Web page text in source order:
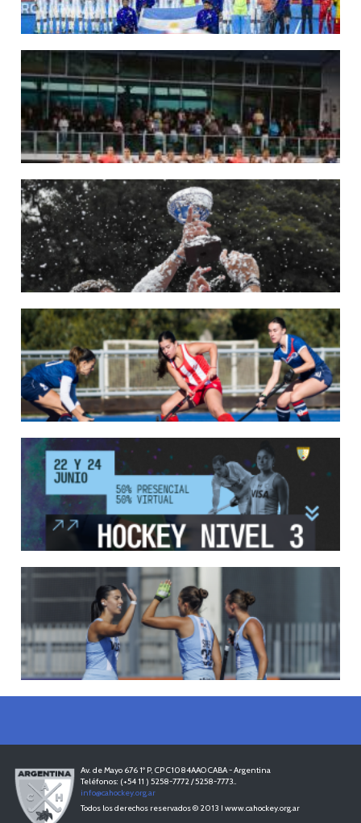
29/05/2026
LOS LEONES CONVOCADOS PARA LA VENTANA EUROPEA DE P...
En junio, el seleccionado nacional disputará las últimas dos ventanas de Pro
League 2025-26 en Inglaterra y Alemania.
LEER MÁS
22/05/2026
LAS LEONAS CONVOCADAS PARA LA VENTANA EUROPEA DE P...
En junio, el seleccionado nacional disputará las últimas dos ventanas de Pro
League 2025-26 en Bélgica e Inglaterra.
18/05/2026
SE DEFINIERON LOS CAMPEONES DE LA PRIMERA FASE DE ...
Del 13 al 17 de mayo se llevó a cabo el torneo que reúne a los mejores clubes del
país.
LEER MÁS
13/05/2026
EN MARCHA LA PRIMERA FASE DE LA SUPERLIGA DE HOCKE...
Del 13 al 17 de mayo los mejores clubes del país se enfrentan durante 5 días en
todo el territorio nacional
LEER MÁS
12/05/2026
INSCRIPCIONES ABIERTAS AL CURSO DE TÉCNICO NACIONA...
Del 11 al 15 de mayo se realizará el período de pre-inscripción.
18/04/2026
LEER MÁS
Av. de Mayo 676 1º P, CP C1084AAO CABA - Argentina
Teléfonos: (+54 11 ) 5258-7772 / 5258-7773..
info@cahockey.org.ar
Todos los derechos reservados © 2013 I www.cahockey.org.ar